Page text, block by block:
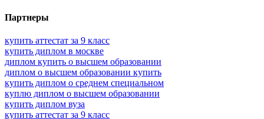
Партнеры
купить аттестат за 9 класс
купить диплом в москве
диплом купить о высшем образовании
диплом о высшем образовании купить
купить диплом о среднем специальном
куплю диплом о высшем образовании
купить диплом вуза
купить аттестат за 9 класс